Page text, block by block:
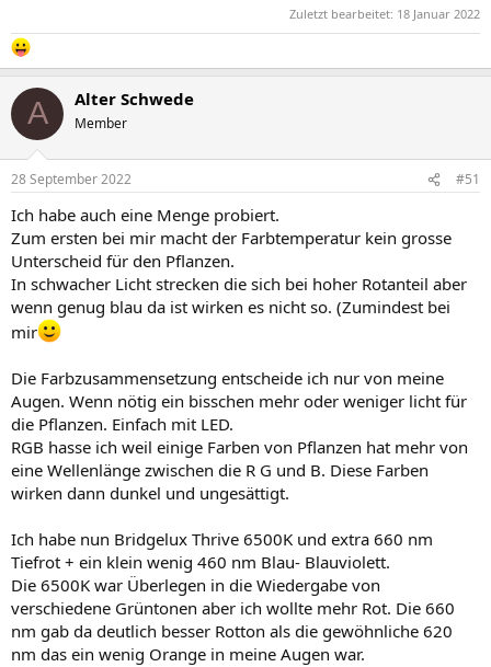
Zuletzt bearbeitet: 18 Januar 2022
A Alter Schwede
Member
28 September 2022 #51
Ich habe auch eine Menge probiert.
Zum ersten bei mir macht der Farbtemperatur kein grosse
Unterscheid für den Pflanzen.
In schwacher Licht strecken die sich bei hoher Rotanteil aber
wenn genug blau da ist wirken es nicht so. (Zumindest bei
mir
Die Farbzusammensetzung entscheide ich nur von meine
Augen. Wenn nötig ein bisschen mehr oder weniger licht für
die Pflanzen. Einfach mit LED.
RGB hasse ich weil einige Farben von Pflanzen hat mehr von
eine Wellenlänge zwischen die R G und B. Diese Farben
wirken dann dunkel und ungesättigt.
Ich habe nun Bridgelux Thrive 6500K und extra 660 nm
Tiefrot + ein klein wenig 460 nm Blau- Blauviolett.
Die 6500K war Überlegen in die Wiedergabe von
verschiedene Grüntonen aber ich wollte mehr Rot. Die 660
nm gab da deutlich besser Rotton als die gewöhnliche 620
nm das ein wenig Orange in meine Augen war.